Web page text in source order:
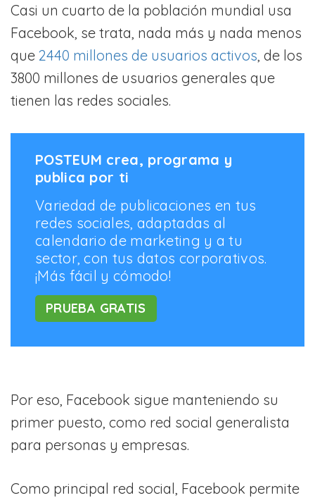
Casi un cuarto de la población mundial usa
Facebook, se trata, nada más y nada menos
que 2440 millones de usuarios activos , de los
3800 millones de usuarios generales que
tienen las redes sociales.
POSTEUM crea, programa y
publica por ti
Variedad de publicaciones en tus
redes sociales, adaptadas al
calendario de marketing y a tu
sector, con tus datos corporativos.
¡Más fácil y cómodo!
PRUEBA GRATIS
Por eso, Facebook sigue manteniendo su
primer puesto, como red social generalista
para personas y empresas.
Como principal red social, Facebook permite